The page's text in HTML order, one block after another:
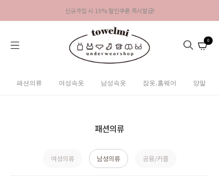
신규가입 시 10% 할인쿠폰 즉시발급!
0
패션의류 여성속옷 남성속옷 잠옷,홈웨어 양말
패션의류
여성의류 남성의류 공용/커플